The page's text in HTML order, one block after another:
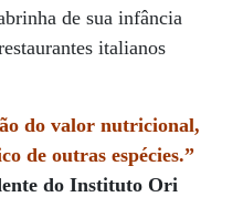
de sua infância
italianos
do valor nutricional,
de outras espécies.”
do Instituto Ori